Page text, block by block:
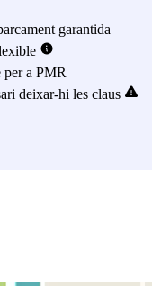
dejar las llaves del coche.
garantida
per a PMR
deixar-hi les claus